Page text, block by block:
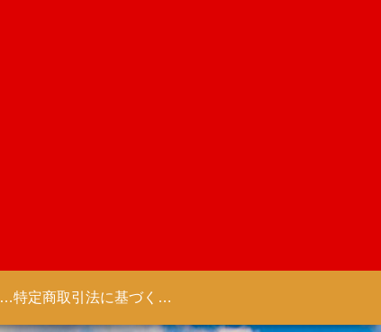
プライバシーポリシー 【Colorful Creation】 特定商取引法に基づく表記（商取引に関する開示）